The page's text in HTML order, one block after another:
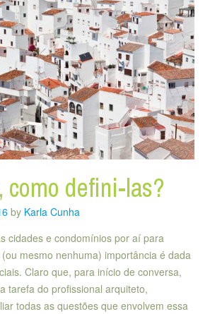
como defini-las?
by Karla Cunha
cidades e condomínios por aí para
mesmo nenhuma) importância é dada
Claro que, para início de conversa,
tarefa do profissional arquiteto,
todas as questões que envolvem essa